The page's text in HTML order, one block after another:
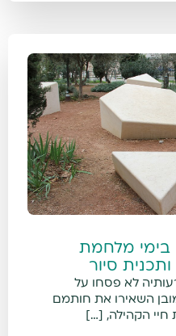
בימי מלחמת
סיור
לא פסחו על
השאירו את חותמם
הקהילה, […]